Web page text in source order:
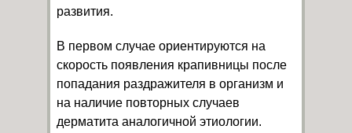
развития.
В первом случае ориентируются на
скорость появления крапивницы после
попадания раздражителя в организм и
на наличие повторных случаев
дерматита аналогичной этиологии.